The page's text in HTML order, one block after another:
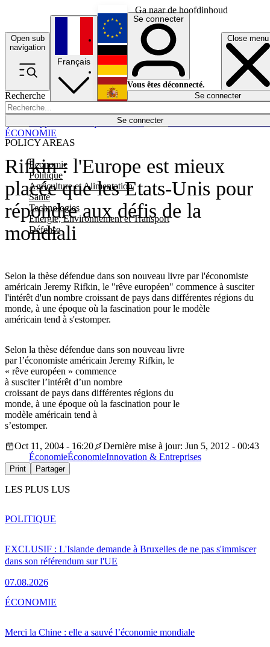
Ga naar de hoofdinhoud
Open sub
navigation
Close menu
Recherche
Se connecter
POLICY AREAS
Economie
Politique
Agriculture et Alimentation
Santé
Technologies
Energie, Environnement et Transport
Défense
Économie
Français
English
Deutsch
Español
Se connecter
Vous êtes déconnecté.
Se connecter
Rifkin : l'Europe est mieux
placée que les Etats-Unis pour
répondre aux défis de la
mondiali
Selon la thèse défendue dans son nouveau livre par l'économiste
américain Jeremy Rifkin, le "rêve européen" commence à susciter
l'intérêt d'un nombre croissant de pays dans différentes régions du
monde, à une époque où la fascination pour le modèle
américain tend à s'estomper.
ÉCONOMIE
Selon la thèse défendue dans son nouveau livre
par l’économiste américain Jeremy Rifkin, le
« rêve européen » commence
à susciter l’intérêt d’un nombre
croissant de pays dans différentes régions du
monde, à une époque où la fascination pour le
modèle américain tend à
s’estomper.
Oct 11, 2004 - 16:20
Dernière mise à jour: Jun 5, 2012 - 00:43
ÉconomieÉconomieInnovation & Entreprises
Print Partager
LES PLUS LUS
EXCLUSIF : L'Islande demande à Bruxelles de ne pas s'immiscer
dans son référendum sur l'UE
07.08.2026
POLITIQUE
Merci la Chine : elle a sauvé l’économie mondiale
ÉCONOMIE